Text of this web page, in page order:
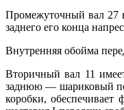
Промежуточный вал 27
заднего его конца
Внутренняя обойма
Вторичный вал 11
заднюю — шариковый
коробки,